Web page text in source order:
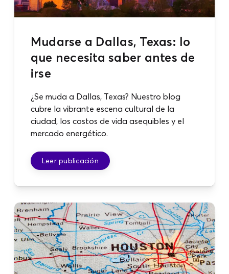
Mudarse a Dallas, Texas: lo
que necesita saber antes de
irse
¿Se muda a Dallas, Texas? Nuestro blog
cubre la vibrante escena cultural de la
ciudad, los costos de vida asequibles y el
mercado energético.
Leer publicación